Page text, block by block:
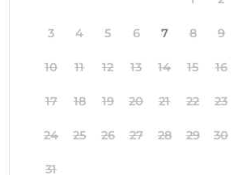
3 4 5 6 7 8 9
10 11 12 13 14 15 16
17 18 19 20 21 22 23
24 25 26 27 28 29 30
31